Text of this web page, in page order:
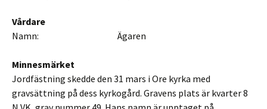
Vårdare
Namn: Ägaren
Minnesmärket
Jordfästning skedde den 31 mars i Ore kyrka med
gravsättning på dess kyrkogård. Gravens plats är kvarter 8